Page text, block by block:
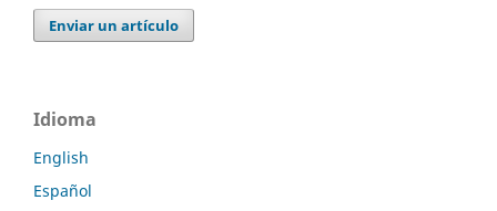
Enviar un artículo
Idioma
English
Español